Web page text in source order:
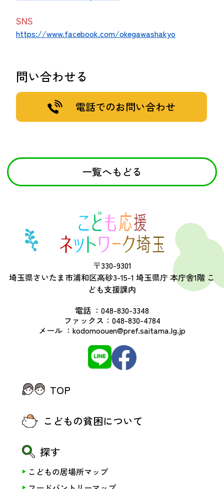
SNS
https://www.facebook.com/okegawashakyo
問い合わせる
電話でのお問い合わせ
一覧へもどる
〒330-9301
埼玉県さいたま市浦和区高砂3-15-1 埼玉県庁 本庁舎1階 こ
ども支援課内
電話 ： 048-830-3348
ファックス： 048-830-4784
メール ： kodomoouen@pref.saitama.lg.jp
TOP
こどもの貧困について
探す
こどもの居場所マップ